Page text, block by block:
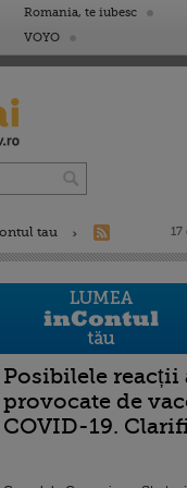
Romania, te iubesc
VOYO
tau
17
Posibilele reacții
provocate de
COVID-19.